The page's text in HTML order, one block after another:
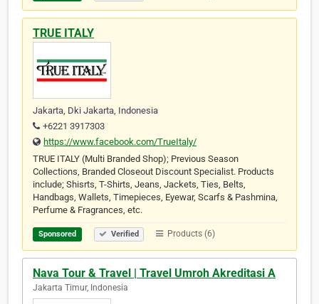
TRUE ITALY
Jakarta, Dki Jakarta, Indonesia
+6221 3917303
https://www.facebook.com/TrueItaly/
TRUE ITALY (Multi Branded Shop); Previous Season
Collections, Branded Closeout Discount Specialist. Products
include; Shisrts, T-Shirts, Jeans, Jackets, Ties, Belts,
Handbags, Wallets, Timepieces, Eyewar, Scarfs & Pashmina,
Perfume & Fragrances, etc.
Sponsored Verified Products (6)
Nava Tour & Travel | Travel Umroh Akreditasi A
Jakarta Timur, Indonesia